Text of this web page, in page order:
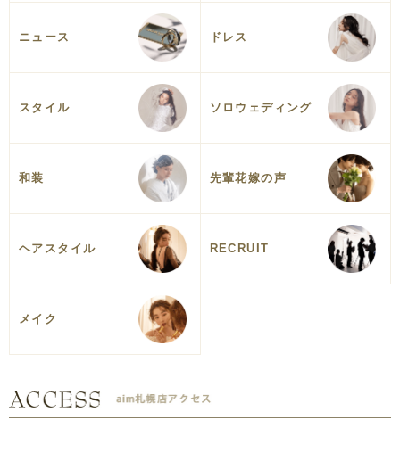
ニュース ドレス
スタイル ソロウェディング
和装 先輩花嫁の声
ヘアスタイル RECRUIT
メイク